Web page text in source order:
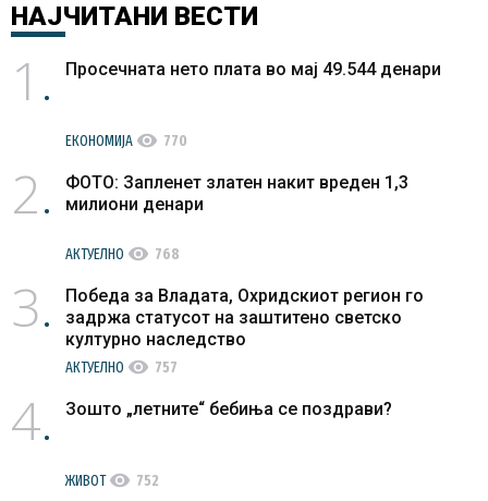
НАЈЧИТАНИ ВЕСТИ
1 Просечната нето плата во мај 49.544 денари
ЕКОНОМИЈА visibility 770
2
ФОТО: Запленет златен накит вреден 1,3
милиони денари
АКТУЕЛНО visibility 768
3
Победа за Владата, Охридскиот регион го
задржа статусот на заштитено светско
културно наследство
АКТУЕЛНО visibility 757
4 Зошто „летните“ бебиња се поздрави?
ЖИВОТvisibility 752